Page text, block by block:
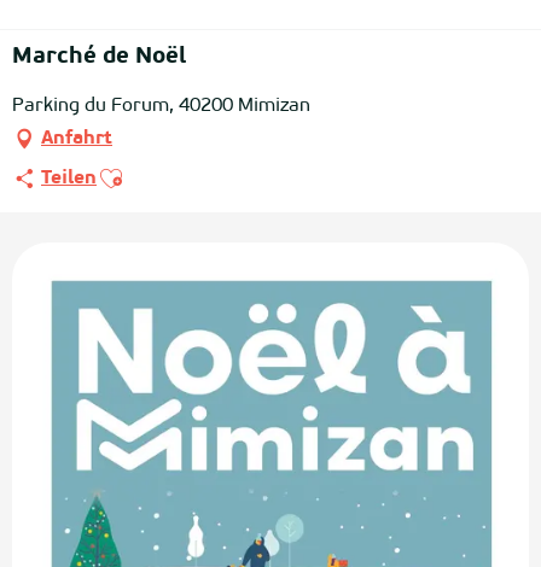
Marché de Noël
Parking du Forum, 40200 Mimizan
Anfahrt
Teilen Ajouter aux favoris